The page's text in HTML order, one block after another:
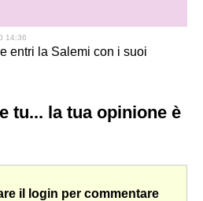
14:36
entri la Salemi con i suoi
tu... la tua opinione è
il login per commentare